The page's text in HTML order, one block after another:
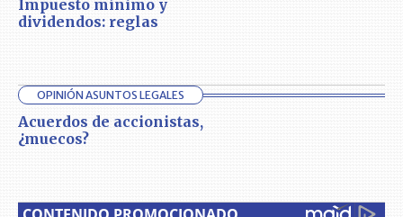
Impuesto mínimo y
dividendos: reglas
OPINIÓN ASUNTOS LEGALES
Acuerdos de accionistas,
¿muecos?